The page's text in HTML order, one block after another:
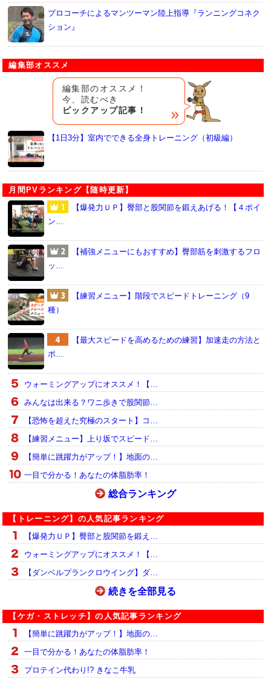
プロコーチによるマンツーマン陸上指導『ランニングコネク
ション』
編集部オススメ
編集部のオススメ！
今、読むべき
ピックアップ記事！
【1日3分】室内でできる全身トレーニング（初級編）
月間PVランキング【随時更新】
【爆発力ＵＰ】臀部と股関節を鍛えあげる！【４ポイ
ン…
【補強メニューにもおすすめ】臀部筋を刺激するフロ
ッ…
【練習メニュー】階段でスピードトレーニング（9
種）
【最大スピードを高めるための練習】加速走の方法と
ポ…
ウォーミングアップにオススメ！【…
みんなは出来る？ワニ歩きで股関節…
【恐怖を超えた究極のスタート】コ…
【練習メニュー】上り坂でスピード…
【簡単に跳躍力がアップ！】地面の…
一目で分かる！あなたの体脂肪率！
総合ランキング
【トレーニング】の人気記事ランキング
【爆発力ＵＰ】臀部と股関節を鍛え…
ウォーミングアップにオススメ！【…
【ダンベルプランクロウイング】ダ…
続きを全部見る
【ケガ・ストレッチ】の人気記事ランキング
【簡単に跳躍力がアップ！】地面の…
一目で分かる！あなたの体脂肪率！
プロテイン代わり!? きなこ牛乳